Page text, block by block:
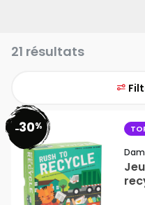
21 résultats
-30%
Dam